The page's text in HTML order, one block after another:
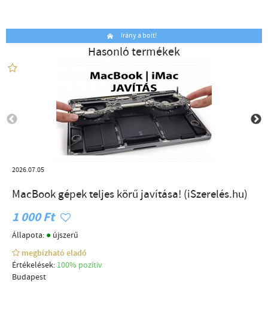
Irány a bolt!
Hasonló termékek
2026.07.05
MacBook gépek teljes körű javítása! (iSzerelés.hu)
1 000 Ft
Állapota: ● újszerű
megbízható eladó
Értékelések: 100% pozítiv
Budapest